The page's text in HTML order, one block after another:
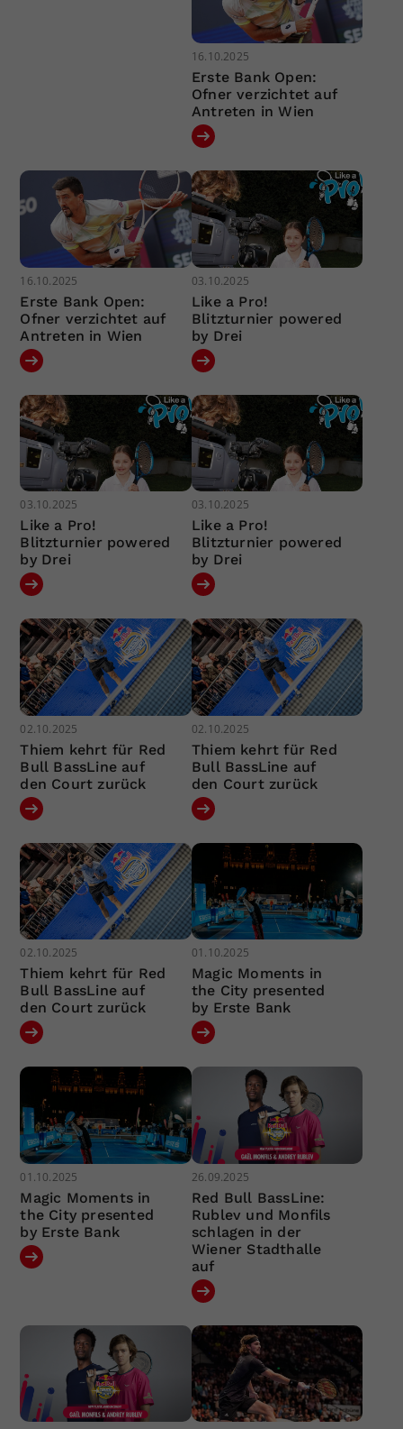
16.10.2025
Erste Bank Open:
Ofner verzichtet auf
Antreten in Wien
16.10.2025
Erste Bank Open:
Ofner verzichtet auf
Antreten in Wien
03.10.2025
Like a Pro!
Blitzturnier powered
by Drei
03.10.2025
Like a Pro!
Blitzturnier powered
by Drei
03.10.2025
Like a Pro!
Blitzturnier powered
by Drei
02.10.2025
Thiem kehrt für Red
Bull BassLine auf
den Court zurück
02.10.2025
Thiem kehrt für Red
Bull BassLine auf
den Court zurück
02.10.2025
Thiem kehrt für Red
Bull BassLine auf
den Court zurück
01.10.2025
Magic Moments in
the City presented
by Erste Bank
01.10.2025
Magic Moments in
the City presented
by Erste Bank
26.09.2025
Red Bull BassLine:
Rublev und Monfils
schlagen in der
Wiener Stadthalle
auf